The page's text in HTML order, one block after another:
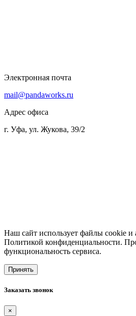
Электронная почта
mail@pandaworks.ru
Адрес офиса
г. Уфа, ул. Жукова, 39/2
Наш сайт использует файлы cookie и
Политикой конфиденциальности.
функциональность сервиса.
Принять
Заказать звонок
×